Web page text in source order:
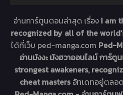
อ่านการ์ตูนตอนล่าสุด เรื่อง I am
recognized by all of the
ได้ที่เว็บ ped-manga.com Ped-
อ่านมังงะ มังฮวาออนไลน์ การ์ตู
strongest awakeners,
cheat mastersอัทเดทอยู่ตลอ